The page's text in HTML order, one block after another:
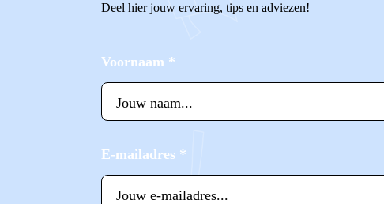
Deel hier jouw ervaring, tips en adviezen!
Voornaam *
E-mailadres *